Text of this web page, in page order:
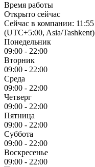
Время работы
Открыто сейчас
Сейчас в компании: 11:55
(UTC+5:00, Asia/Tashkent)
Понедельник
09:00 - 22:00
Вторник
09:00 - 22:00
Среда
09:00 - 22:00
Четверг
09:00 - 22:00
Пятница
09:00 - 22:00
Суббота
09:00 - 22:00
Воскресенье
09:00 - 22:00